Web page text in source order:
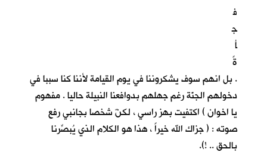
ف
ج
أ
ةً
. بل انهم سوف يشكروننا في يوم القيامة لأننا كنا سببا في
دخولهم الجنّة رغم جهلهم بدوافعنا النبيلة حاليا . مفهوم
يا اخوان ) اكتفيت بهز راسي ، لكنّ شخصا بجانبي رفع
صوته : ( جزاك الله خيراً ، هذا هو الكلام الذي يُبصِّرنا
بالحق .. !).